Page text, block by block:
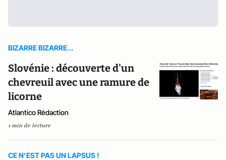
BIZARRE BIZARRE...
Slovénie : découverte d'un
chevreuil avec une ramure de
licorne
Atlantico Rédaction
1 min de lecture
CE N’EST PAS UN LAPSUS !